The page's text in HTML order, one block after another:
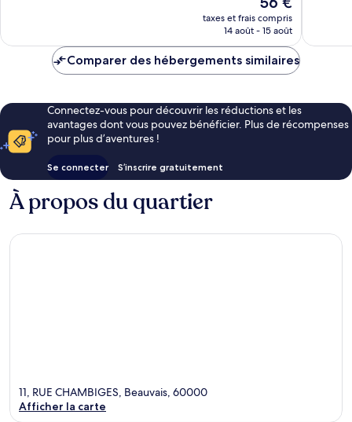
nouveau
prix
de
taxes et frais compris
14 août - 15 août
Comparer des hébergements similaires
Connectez-vous pour découvrir les réductions et les
avantages dont vous pouvez bénéficier. Plus de récompenses
pour plus d’aventures !
Se connecter S’inscrire gratuitement
À propos du quartier
11, RUE CHAMBIGES, Beauvais, 60000
Afficher la carte